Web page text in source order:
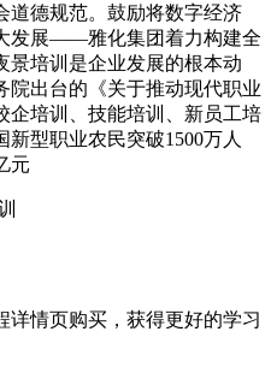
道德规范。鼓励将数字经济
发展——雅化集团着力构建全
景培训是企业发展的根本动
院出台的《关于推动现代职业
企培训、技能培训、新员工培
型职业农民突破1500万人
元
详情页购买，获得更好的学习